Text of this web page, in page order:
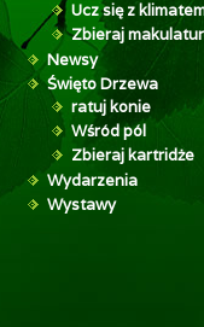
Ucz się z
Zbieraj
Newsy
Święto Drzewa
ratuj konie
Wśród pól
Zbieraj kartridże
Wydarzenia
Wystawy